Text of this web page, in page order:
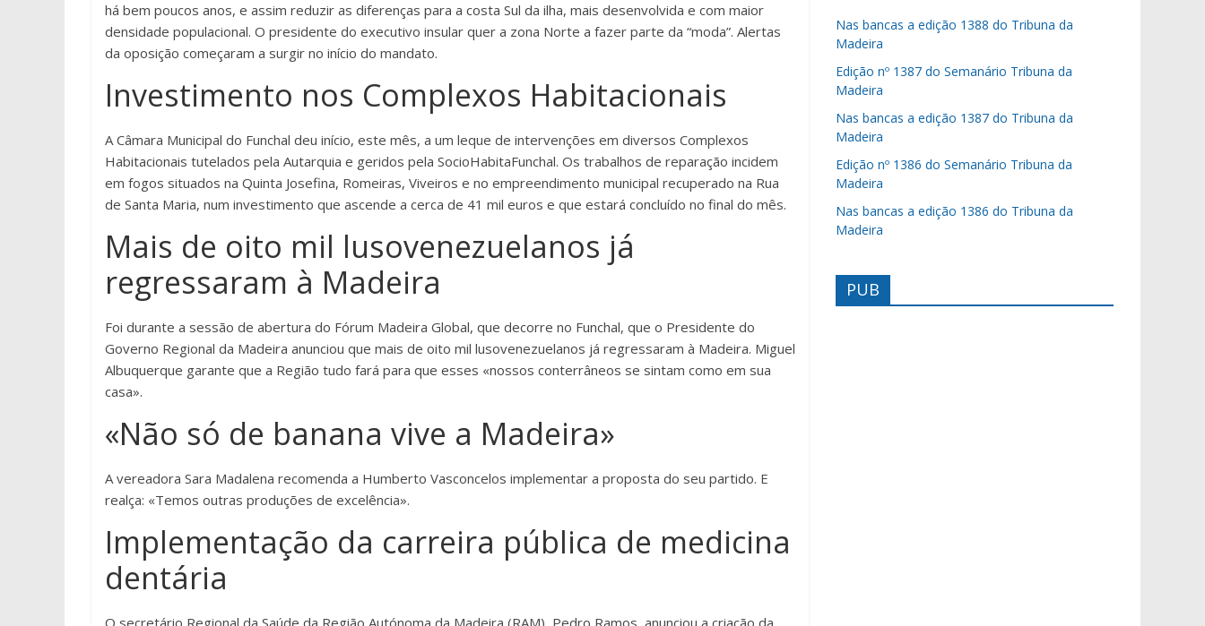
há bem poucos anos, e assim reduzir as diferenças para a costa Sul da ilha, mais desenvolvida e com maior
densidade populacional. O presidente do executivo insular quer a zona Norte a fazer parte da “moda”. Alertas
da oposição começaram a surgir no início do mandato.
Investimento nos Complexos Habitacionais
A Câmara Municipal do Funchal deu início, este mês, a um leque de intervenções em diversos Complexos
Habitacionais tutelados pela Autarquia e geridos pela SocioHabitaFunchal. Os trabalhos de reparação incidem
em fogos situados na Quinta Josefina, Romeiras, Viveiros e no empreendimento municipal recuperado na Rua
de Santa Maria, num investimento que ascende a cerca de 41 mil euros e que estará concluído no final do mês.
Mais de oito mil lusovenezuelanos já
regressaram à Madeira
Foi durante a sessão de abertura do Fórum Madeira Global, que decorre no Funchal, que o Presidente do
Governo Regional da Madeira anunciou que mais de oito mil lusovenezuelanos já regressaram à Madeira. Miguel
Albuquerque garante que a Região tudo fará para que esses «nossos conterrâneos se sintam como em sua
casa».
«Não só de banana vive a Madeira»
A vereadora Sara Madalena recomenda a Humberto Vasconcelos implementar a proposta do seu partido. E
realça: «Temos outras produções de excelência».
Implementação da carreira pública de medicina
dentária
O secretário Regional da Saúde da Região Autónoma da Madeira (RAM), Pedro Ramos, anunciou a criação da
Nas bancas a edição 1388 do Tribuna da
Madeira
Edição nº 1387 do Semanário Tribuna da
Madeira
Nas bancas a edição 1387 do Tribuna da
Madeira
Edição nº 1386 do Semanário Tribuna da
Madeira
Nas bancas a edição 1386 do Tribuna da
Madeira
PUB